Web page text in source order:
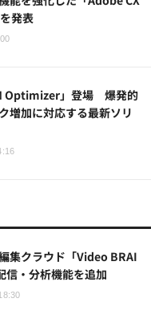
発表
Optimizer」登場 爆発的
増加に対応する最新ソリ
集クラウド「Video BRAI
信・分析機能を追加